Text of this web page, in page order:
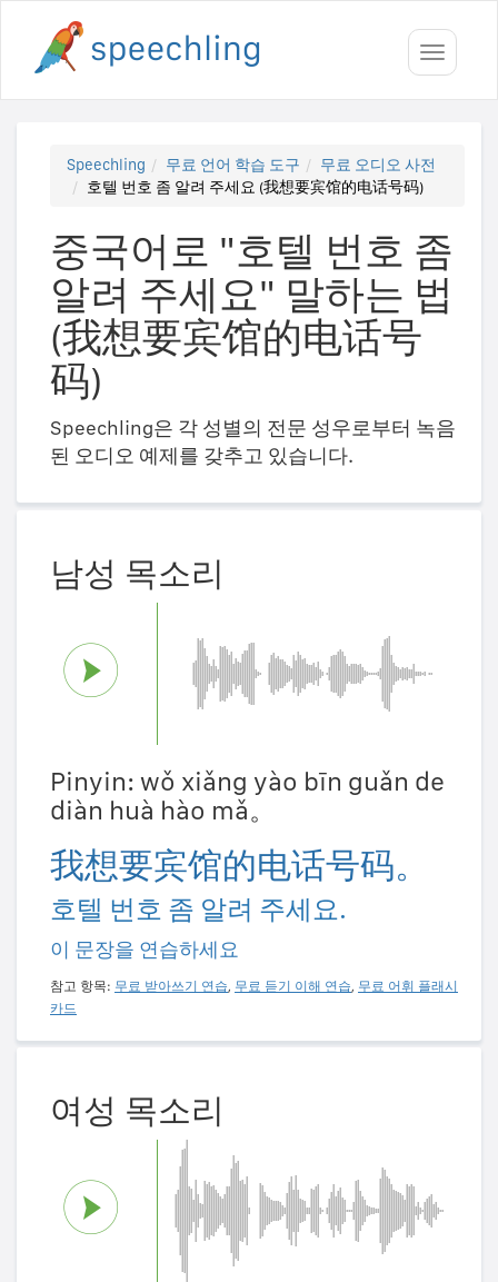
Toggle
Speechling 무료 언어 학습 도구
무료 오디오 사전
호텔 번호 좀 알려 주세요 (我想要宾馆的电话号码)
중국어로 "호텔 번호 좀
알려 주세요" 말하는 법
(我想要宾馆的电话号
码)
Speechling은 각 성별의 전문 성우로부터 녹음
된 오디오 예제를 갖추고 있습니다.
남성 목소리
Pinyin: wǒ xiǎng yào bīn guǎn de
diàn huà hào mǎ。
我想要宾馆的电话号码。
호텔 번호 좀 알려 주세요.
이 문장을 연습하세요
참고 항목: 무료 받아쓰기 연습, 무료 듣기 이해 연습, 무료 어휘 플래시
카드
여성 목소리